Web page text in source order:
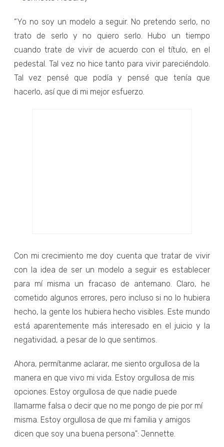
“Yo no soy un modelo a seguir. No pretendo serlo, no
trato de serlo y no quiero serlo. Hubo un tiempo
cuando trate de vivir de acuerdo con el título, en el
pedestal. Tal vez no hice tanto para vivir pareciéndolo.
Tal vez pensé que podía y pensé que tenía que
hacerlo, así que di mi mejor esfuerzo.
Con mi crecimiento me doy cuenta que tratar de vivir
con la idea de ser un modelo a seguir es establecer
para mí misma un fracaso de antemano. Claro, he
cometido algunos errores, pero incluso si no lo hubiera
hecho, la gente los hubiera hecho visibles. Este mundo
está aparentemente más interesado en el juicio y la
negatividad, a pesar de lo que sentimos.
Ahora, permítanme aclarar, me siento orgullosa de la
manera en que vivo mi vida. Estoy orgullosa de mis
opciones. Estoy orgullosa de que nadie puede
llamarme falsa o decir que no me pongo de pie por mí
misma. Estoy orgullosa de que mi familia y amigos
dicen que soy una buena persona": Jennette.